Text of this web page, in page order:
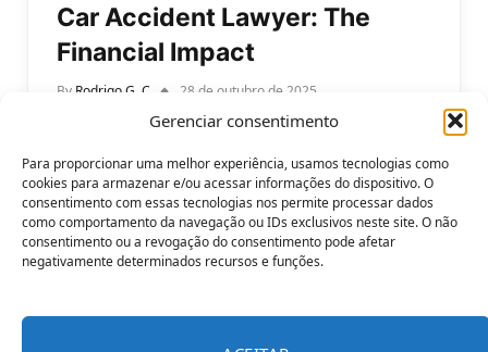
Gerenciar consentimento
Para proporcionar uma melhor experiência, usamos tecnologias como
cookies para armazenar e/ou acessar informações do dispositivo. O
consentimento com essas tecnologias nos permite processar dados
como comportamento da navegação ou IDs exclusivos neste site. O não
consentimento ou a revogação do consentimento pode afetar
negativamente determinados recursos e funções.
Car Accident Lawyer: The
Financial Impact
By Rodrigo G. C 28 de outubro de 2025
Car Accident Lawyer: The Financial Impact. Car
accidents can happen in seconds, but their
financial consequences can last for years.…